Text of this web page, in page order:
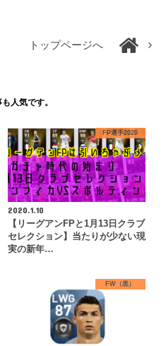
トップページへ
人気です。
FP選手2020
2020.1.10
【リーグアンFPと1月13日クラブ
セレクション】当たりが少ない現
実の新年…
FW（黒）